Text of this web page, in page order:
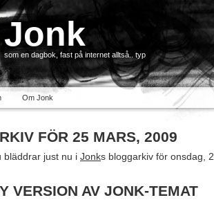
Jonk
som en dagbok, fast på internet alltså.. typ
Om Jonk
FÖR 25 MARS, 2009
bläddrar just nu i Jonks bloggarkiv för onsdag,
VERSION AV JONK-TEMAT